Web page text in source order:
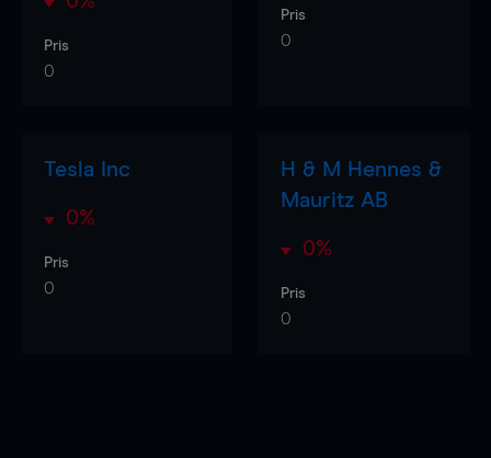
Pris
0
Pris
0
Tesla Inc
0%
Pris
0
H & M Hennes &
Mauritz AB
0%
Pris
0